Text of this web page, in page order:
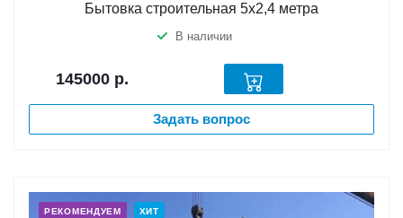
Бытовка строительная 5х2,4 метра
В наличии
145000 р.
Задать вопрос
РЕКОМЕНДУЕМ ХИТ